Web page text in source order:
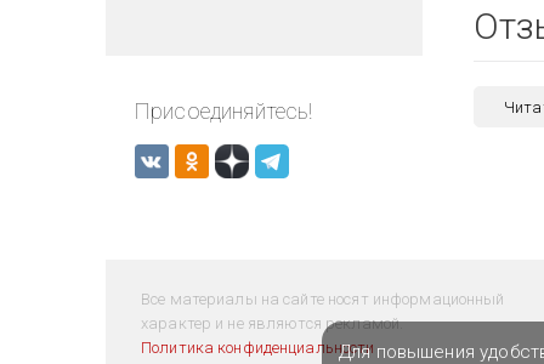
Присоединяйтесь!
Все материалы на сайте носят информационный
характер и не являются рекламой.
Политика конфиденциальностиДля повышения